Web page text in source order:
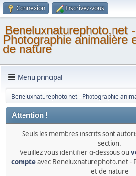
Connexion Inscrivez-vous
Beneluxnaturephoto.net -
Photographie animalière
de nature
Menu principal
Beneluxnaturephoto.net - Photographie
Attention !
Seuls les membres inscrits sont
section.
Veuillez vous identifier ci-dessous ou
compteavec Beneluxnaturephoto.net -
et de nature